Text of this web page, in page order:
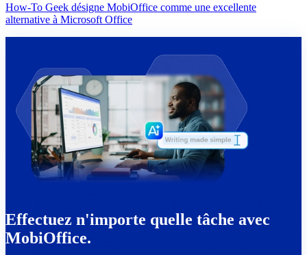
How-To Geek désigne MobiOffice comme une excellente
alternative à Microsoft Office
Effectuez n'importe quelle tâche avec
MobiOffice.